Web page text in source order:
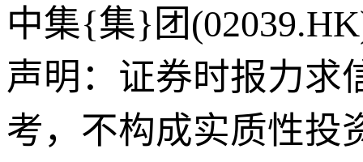
中集{集}团
声明：证券时报力求
考，不构成实质性投